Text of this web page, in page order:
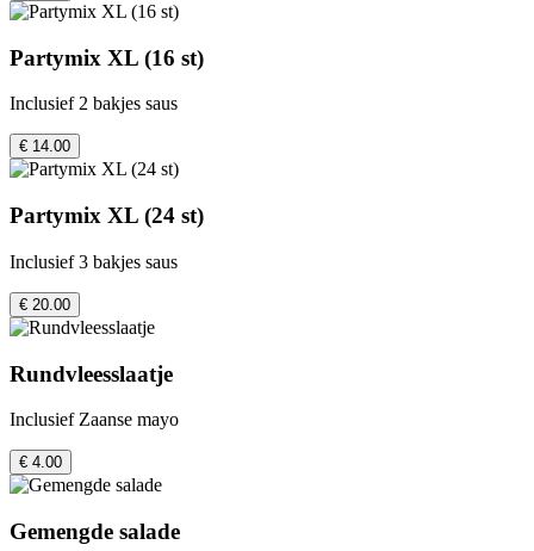
Partymix XL (16 st)
Inclusief 2 bakjes saus
€ 14.00
Partymix XL (24 st)
Inclusief 3 bakjes saus
€ 20.00
Rundvleesslaatje
Inclusief Zaanse mayo
€ 4.00
Gemengde salade